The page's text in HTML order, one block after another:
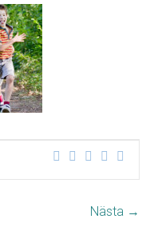
Nästa →